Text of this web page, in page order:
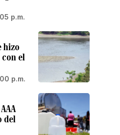
p.m.
hizo
el
p.m.
del